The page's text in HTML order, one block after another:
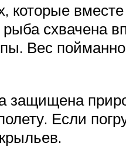
вместе
схвачена
Вес
защищена
Если